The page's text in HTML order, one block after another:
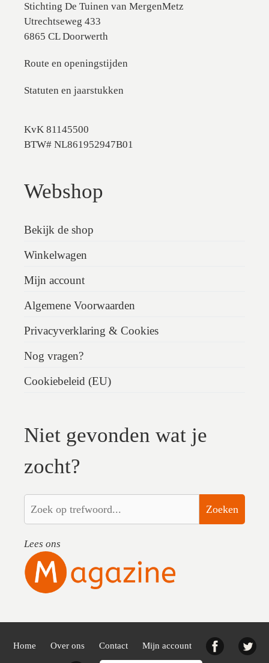
Stichting De Tuinen van MergenMetz
Utrechtseweg 433
6865 CL Doorwerth
Route en openingstijden
Statuten en jaarstukken
KvK 81145500
BTW# NL861952947B01
Webshop
Bekijk de shop
Winkelwagen
Mijn account
Algemene Voorwaarden
Privacyverklaring & Cookies
Nog vragen?
Cookiebeleid (EU)
Niet gevonden wat je
zocht?
Zoeken
Lees ons
Home Over ons Contact Mijn account Facebook